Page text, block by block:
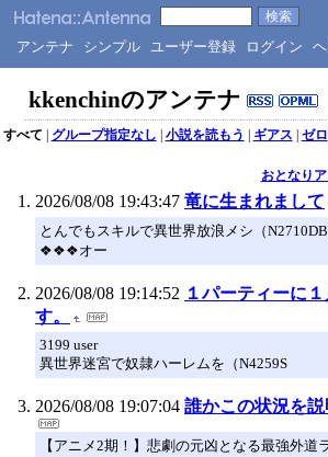
アンテナ シンプル ユーザー登録 ログイン
kkenchinのアンテナ
すべて | グループ指定なし | 小説を読もう | ギアス | ゼロ
おとなり
2026/08/08 19:43:47 竜に生まれまして
とんでもスキルで異世界放浪メシ（N2710DB
❖❖❖オー
2026/08/08 19:14:52 １パーティーに
す。
3199 user
異世界迷宮で奴隷ハーレムを（N4259S
2026/08/08 19:07:04 誰かこの状況を
【アニメ2期！】悲劇の元凶となる最強外道